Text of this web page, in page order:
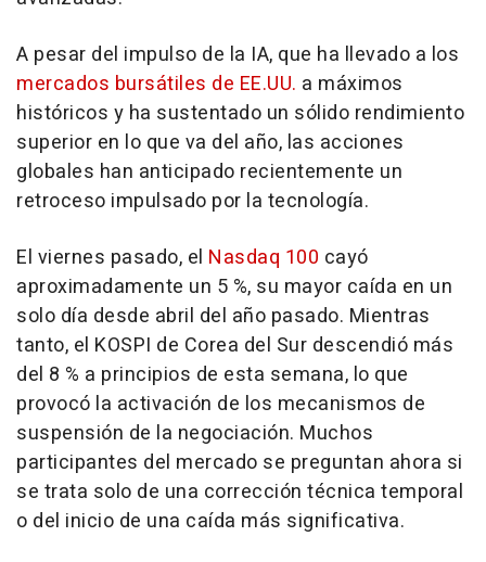
A pesar del impulso de la IA, que ha llevado a los
mercados bursátiles de EE.UU. a máximos
históricos y ha sustentado un sólido rendimiento
superior en lo que va del año, las acciones
globales han anticipado recientemente un
retroceso impulsado por la tecnología.
El viernes pasado, el Nasdaq 100 cayó
aproximadamente un 5 %, su mayor caída en un
solo día desde abril del año pasado. Mientras
tanto, el KOSPI de Corea del Sur descendió más
del 8 % a principios de esta semana, lo que
provocó la activación de los mecanismos de
suspensión de la negociación. Muchos
participantes del mercado se preguntan ahora si
se trata solo de una corrección técnica temporal
o del inicio de una caída más significativa.